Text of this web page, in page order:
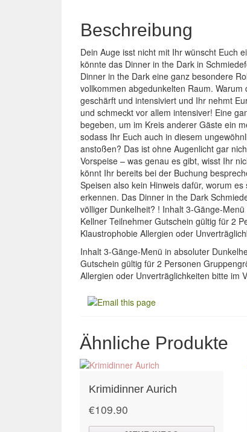
Beschreibung
Dein Auge isst nicht mit Ihr wünscht Euch
könnte das Dinner in the Dark in
Dinner in the Dark eine ganz besondere
vollkommen abgedunkelten Raum.
geschärft und intensiviert und Ihr nehmt
und schmeckt vor allem intensiver! Eine
begeben, um im Kreis anderer Gäste ein
sodass Ihr Euch auch in diesem
anstoßen? Das ist ohne Augenlicht gar
Vorspeise – was genau es gibt, wisst Ihr
könnt Ihr bereits bei der Buchung
Speisen also kein Hinweis dafür, worum
erkennen. Das Dinner in the Dark
völliger Dunkelheit? ! Inhalt 3-Gänge-
Kellner Teilnehmer Gutschein gültig für 2
Klaustrophobie Allergien oder
Inhalt 3-Gänge-Menü in absoluter
Gutschein gültig für 2 Personen
Allergien oder Unverträglichkeiten bitte im
Ähnliche Produkte
Krimidinner Aurich
€109.90